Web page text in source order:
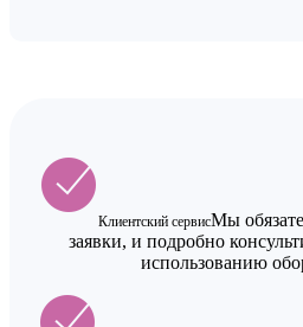
Клиентский сервисМы
заявки, и подробно
использованию